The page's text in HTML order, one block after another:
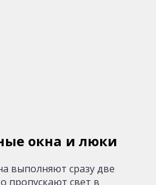
окна и люки
выполняют сразу две
пропускают свет в